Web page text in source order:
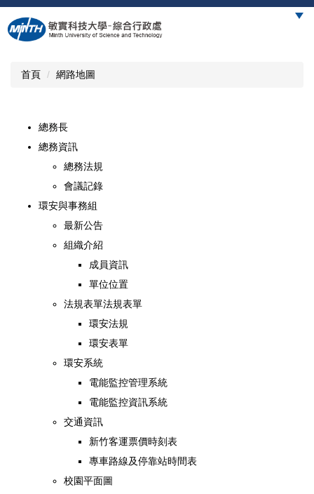
跳
到
主
首頁 網路地圖
總務長
總務資訊
總務法規
會議記錄
環安與事務組
最新公告
組織介紹
成員資訊
單位位置
法規表單法規表單
環安法規
環安表單
環安系統
電能監控管理系統
電能監控資訊系統
交通資訊
新竹客運票價時刻表
專車路線及停靠站時間表
校園平面圖